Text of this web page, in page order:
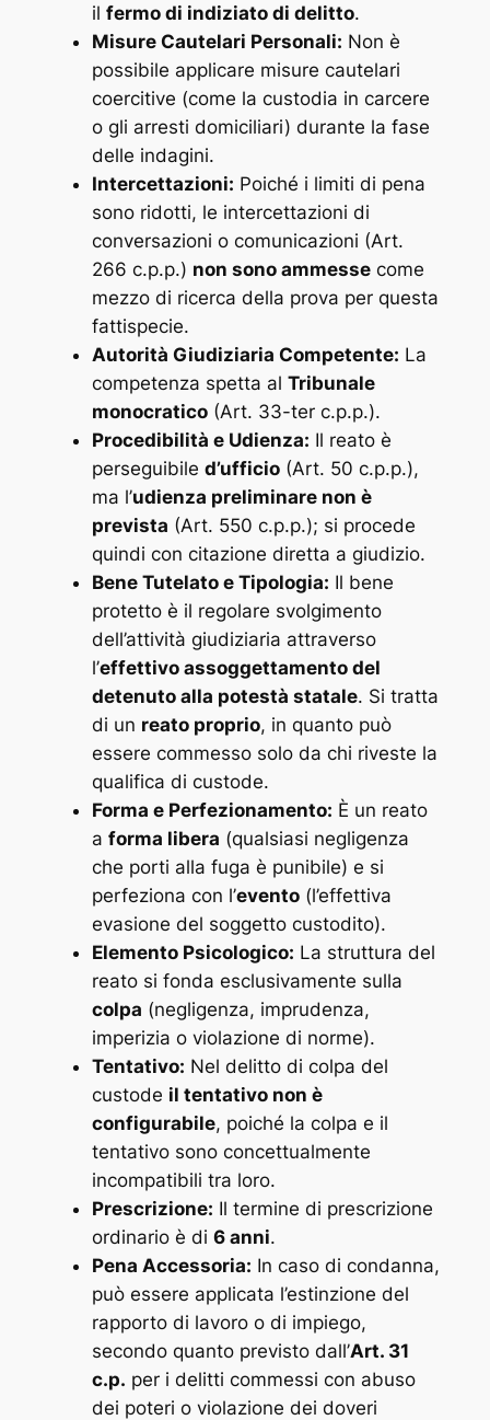
il fermo di indiziato di delitto.
Misure Cautelari Personali: Non è
possibile applicare misure cautelari
coercitive (come la custodia in carcere
o gli arresti domiciliari) durante la fase
delle indagini.
Intercettazioni: Poiché i limiti di pena
sono ridotti, le intercettazioni di
conversazioni o comunicazioni (Art.
266 c.p.p.) non sono ammessecome
mezzo di ricerca della prova per questa
fattispecie.
Autorità Giudiziaria Competente: La
competenza spetta al Tribunale
monocratico(Art. 33-ter c.p.p.).
Procedibilità e Udienza: Il reato è
perseguibile d’ufficio(Art. 50 c.p.p.),
ma l’udienza preliminare non è
prevista (Art. 550 c.p.p.); si procede
quindi con citazione diretta a giudizio.
Bene Tutelato e Tipologia: Il bene
protetto è il regolare svolgimento
dell’attività giudiziaria attraverso
l’effettivo assoggettamento del
detenuto alla potestà statale. Si tratta
di un reato proprio, in quanto può
essere commesso solo da chi riveste la
qualifica di custode.
Forma e Perfezionamento: È un reato
a forma libera (qualsiasi negligenza
che porti alla fuga è punibile) e si
perfeziona con l’evento(l’effettiva
evasione del soggetto custodito).
Elemento Psicologico: La struttura del
reato si fonda esclusivamente sulla
colpa (negligenza, imprudenza,
imperizia o violazione di norme).
Tentativo: Nel delitto di colpa del
custode il tentativo non è
configurabile, poiché la colpa e il
tentativo sono concettualmente
incompatibili tra loro.
Prescrizione: Il termine di prescrizione
ordinario è di 6 anni.
Pena Accessoria: In caso di condanna,
può essere applicata l’estinzione del
rapporto di lavoro o di impiego,
secondo quanto previsto dall’Art. 31
c.p. per i delitti commessi con abuso
dei poteri o violazione dei doveri